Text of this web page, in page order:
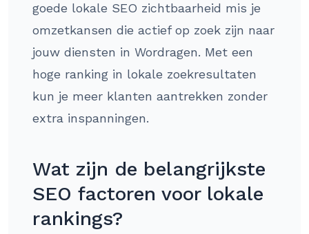
goede lokale SEO zichtbaarheid mis je
omzetkansen die actief op zoek zijn naar
jouw diensten in Wordragen. Met een
hoge ranking in lokale zoekresultaten
kun je meer klanten aantrekken zonder
extra inspanningen.
Wat zijn de belangrijkste
SEO factoren voor lokale
rankings?